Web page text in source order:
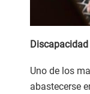
Uno de los
abastecerse